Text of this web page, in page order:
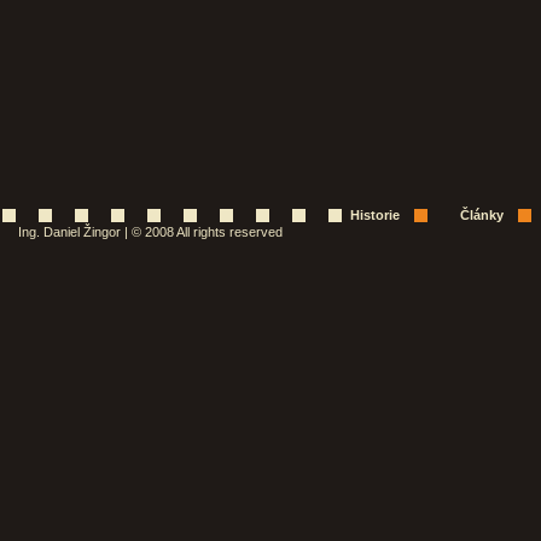
Historie
Články
Ing. Daniel Žingor | © 2008 All rights reserved